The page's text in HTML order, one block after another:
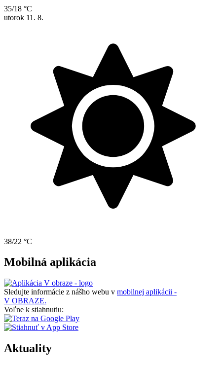
35/18 °C
utorok 11. 8.
38/22 °C
Mobilná aplikácia
Sledujte informácie z nášho webu v mobilnej aplikácii -
V OBRAZE.
Voľne k stiahnutiu:
Aktuality